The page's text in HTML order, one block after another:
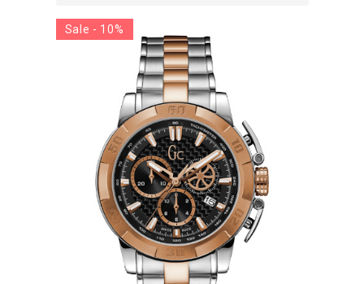
Sale - 10%